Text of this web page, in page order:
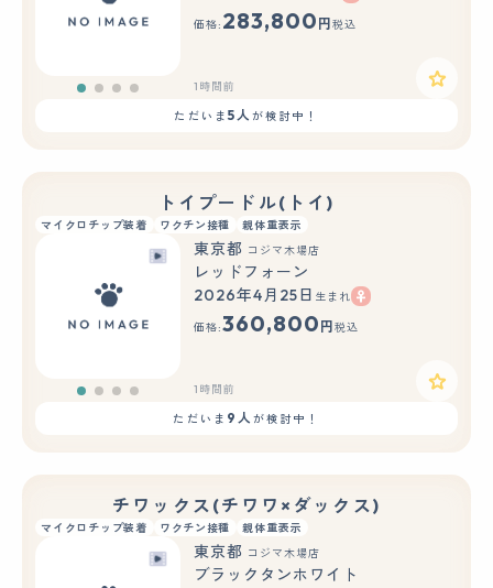
価格: 283,800 円 税込
1時間前
ただいま 5人が検討中！
トイプードル(トイ)
マイクロチップ装着 ワクチン接種 親体重表示
東京都 コジマ木場店
レッドフォーン
2026年4月25日 生まれ
価格:360,800 円 税込
1時間前
ただいま 9人が検討中！
チワックス(チワワ×ダックス)
マイクロチップ装着 ワクチン接種 親体重表示
東京都 コジマ木場店
ブラックタンホワイト